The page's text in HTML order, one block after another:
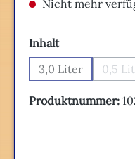
Nicht mehr
Inhaltauswählen
3,0 Liter
(Diese Option
0,5
Produktnummer: